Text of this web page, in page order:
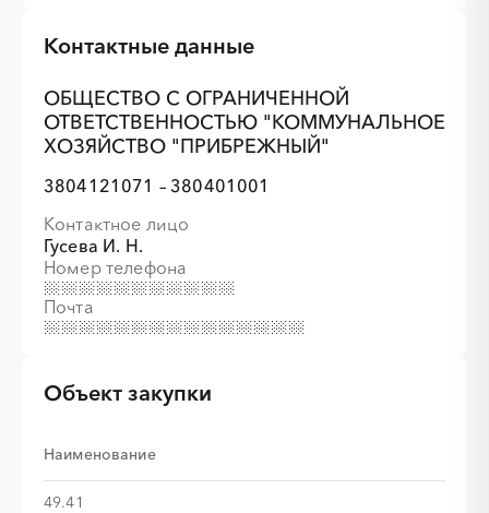
Контактные данные
ОБЩЕСТВО С ОГРАНИЧЕННОЙ
ОТВЕТСТВЕННОСТЬЮ "КОММУНАЛЬНОЕ
ХОЗЯЙСТВО "ПРИБРЕЖНЫЙ"
3804121071 – 380401001
Контактное лицо
Гусева И. Н.
Номер телефона
Почта
Объект закупки
Наименование
49.41